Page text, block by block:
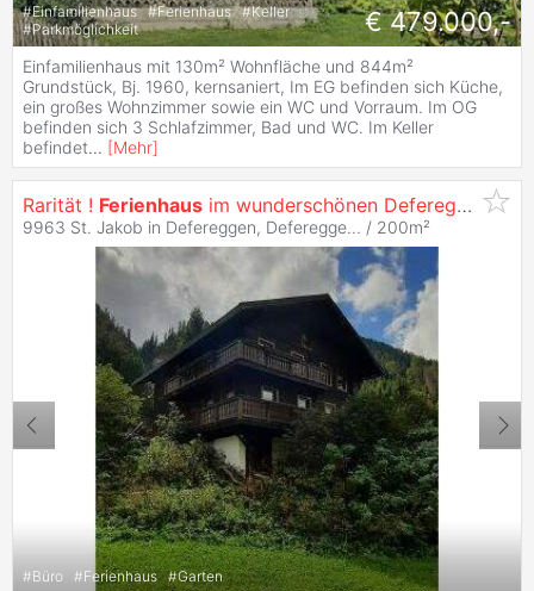
#Einfamilienhaus #Ferienhaus #Keller
#Parkmöglichkeit € 479.000,-
Einfamilienhaus mit 130m² Wohnfläche und 844m²
Grundstück, Bj. 1960, kernsaniert, Im EG befinden sich Küche,
ein großes Wohnzimmer sowie ein WC und Vorraum. Im OG
befinden sich 3 Schlafzimmer, Bad und WC. Im Keller
befindet... [Mehr]
Rarität ! Ferienhaus im wunderschönen Defereggental
9963 St. Jakob in Defereggen, Deferegge... / 200m²
#Büro #Ferienhaus #Garten